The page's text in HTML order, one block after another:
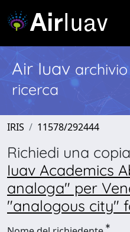
Air Iuav
ricerca
IRIS 11578/292444
Richiedi una
Iuav Academics
analoga" per
"analogous city"